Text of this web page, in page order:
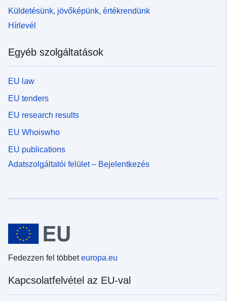
Küldetésünk, jövőképünk, értékrendünk
Hírlevél
Egyéb szolgáltatások
EU law
EU tenders
EU research results
EU Whoiswho
EU publications
Adatszolgáltatói felület – Bejelentkezés
Fedezzen fel többeteuropa.eu
Kapcsolatfelvétel az EU-val